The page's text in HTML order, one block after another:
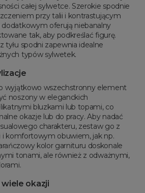
całej sylwetce. Szerokie spodnie
przy talii i kontrastującym
dodatkowym oferują niebanalny
tak, aby podkreślać figurę.
tyłu spodni zapewnia idealne
typów sylwetek.
wyjątkowo wszechstronny element
noszony w eleganckich
bluzkami lub topami, co
okazje lub do pracy. Aby nadać
charakteru, zestaw go z
i komfortowym obuwiem, jak np.
kolor garnituru doskonale
tonami, ale również z odważnymi,
okazji